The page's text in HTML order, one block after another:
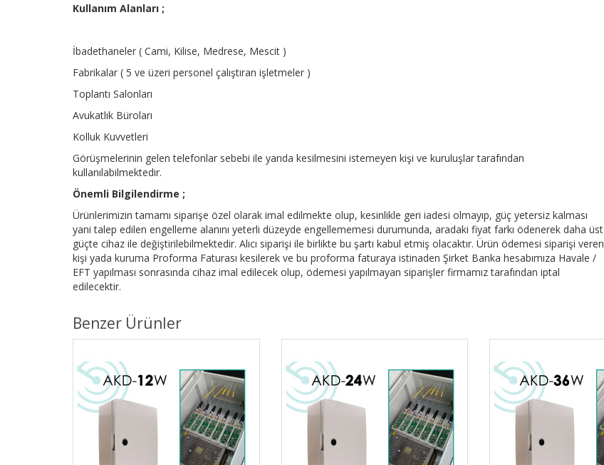
Kullanım Alanları ;
İbadethaneler ( Cami, Kilise, Medrese, Mescit )
Fabrikalar ( 5 ve üzeri personel çalıştıran işletmeler )
Toplantı Salonları
Avukatlık Büroları
Kolluk Kuvvetleri
Görüşmelerinin gelen telefonlar sebebi ile yarıda kesilmesini istemeyen kişi ve kuruluşlar tarafından
kullanılabilmektedir.
Önemli Bilgilendirme ;
Ürünlerimizin tamamı siparişe özel olarak imal edilmekte olup, kesinlikle geri iadesi olmayıp, güç yetersiz kalması
yani talep edilen engelleme alanını yeterli düzeyde engellememesi durumunda, aradaki fiyat farkı ödenerek daha üst
güçte cihaz ile değiştirilebilmektedir. Alıcı siparişi ile birlikte bu şartı kabul etmiş olacaktır. Ürün ödemesi siparişi veren
kişi yada kuruma Proforma Faturası kesilerek ve bu proforma faturaya istinaden Şirket Banka hesabımıza Havale /
EFT yapılması sonrasında cihaz imal edilecek olup, ödemesi yapılmayan siparişler firmamız tarafından iptal
edilecektir.
Benzer Ürünler